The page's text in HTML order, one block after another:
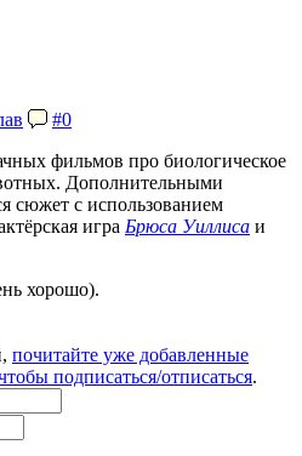
#0
фильмов про биологическое
Дополнительными
сюжет с использованием
игра Брюса Уиллиса и
хорошо).
почитайте уже добавленные
подписаться/отписаться.